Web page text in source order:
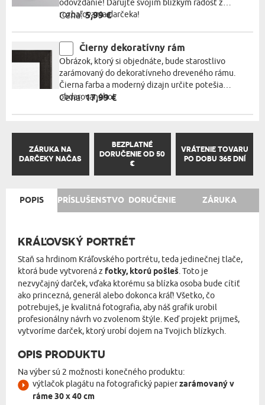
odovzdanie! Darujte svojim blízkym radosť z
rozbaľovania darčeka!
Cena:5,99 €
Čierny dekoratívny rám
Obrázok, ktorý si objednáte, bude starostlivo
zarámovaný do dekoratívneho dreveného rámu.
Čierna farba a moderný dizajn určite potešia
obdarovaného!
Cena:17,99 €
ZÁRUKA NA
DARČEKY NAČAS
BEZPLATNÉ
DORUČENIE OD 50
€
VRÁTENIE TOVARU
PO DOBU 365 DNÍ
POPIS PRÍSLUŠENSTVO DORUČENIE ZÁRUKA
KRÁĽOVSKÝ PORTRÉT
Staň sa hrdinom Kráľovského portrétu, teda jedinečnej tlače,
ktorá bude vytvorená z fotky, ktorú pošleš. Toto je
nezvyčajný darček, vďaka ktorému sa blízka osoba bude cítiť
ako princezná, generál alebo dokonca kráľ! Všetko, čo
potrebuješ, je kvalitná fotografia, aby náš grafik urobil
profesionálny návrh vo zvolenom štýle. Keď projekt prijmeš,
vytvoríme darček, ktorý urobí dojem na Tvojich blízkych.
OPIS PRODUKTU
Na výber sú 2 možnosti konečného produktu:
výtlačok plagátu na fotografický papierzarámovaný v
ráme 30 x 40 cm